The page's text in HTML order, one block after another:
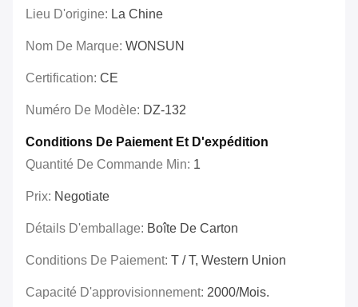
Lieu D'origine: La Chine
Nom De Marque: WONSUN
Certification: CE
Numéro De Modèle: DZ-132
Conditions De Paiement Et D'expédition
Quantité De Commande Min: 1
Prix: Negotiate
Détails D'emballage: Boîte De Carton
Conditions De Paiement: T / T, Western Union
Capacité D'approvisionnement: 2000/mois.